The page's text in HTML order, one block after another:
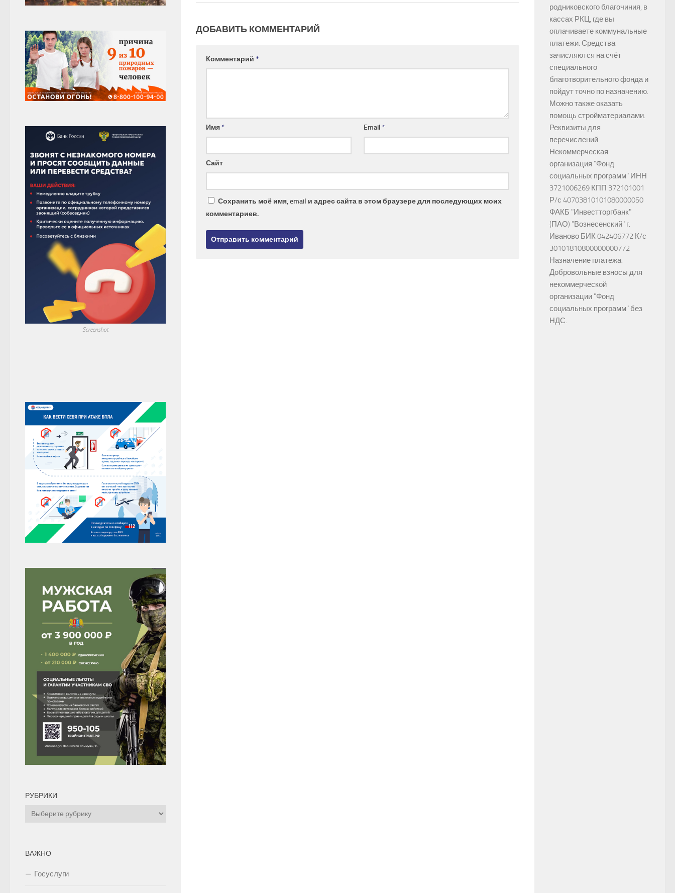
ДОБАВИТЬ КОММЕНТАРИЙ
Комментарий *
Имя* Email*
Сайт
Сохранить моё имя, email и адрес сайта в этом браузере для последующих моих
комментариев.
Screenshot
РУБРИКИ
Рубрики
ВАЖНО
Госуслуги
родниковского благочиния, в
кассах РКЦ, где вы
оплачиваете коммунальные
платежи. Средства
зачисляются на счёт
специального
благотворительного фонда и
пойдут точно по назначению.
Можно также оказать
помощь стройматериалами.
Реквизиты для
перечислений
Некоммерческая
организация "Фонд
социальных программ" ИНН
3721006269 КПП 372101001
Р/с 40703810101080000050
ФАКБ "Инвестторгбанк"
(ПАО) "Вознесенский" г.
Иваново БИК 042406772 К/с
30101810800000000772
Назначение платежа:
Добровольные взносы для
некоммерческой
организации "Фонд
социальных программ" без
НДС.